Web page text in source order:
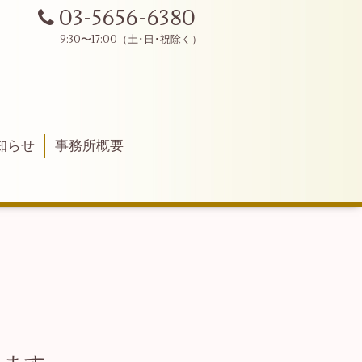
03-5656-6380
らせ 事務所概要